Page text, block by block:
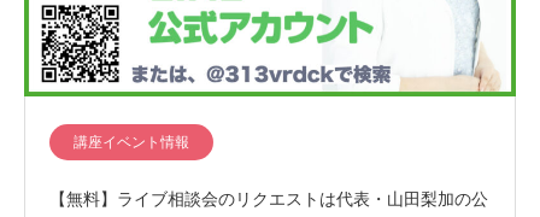
講座イベント情報
【無料】ライブ相談会のリクエストは代表・山田梨加の公